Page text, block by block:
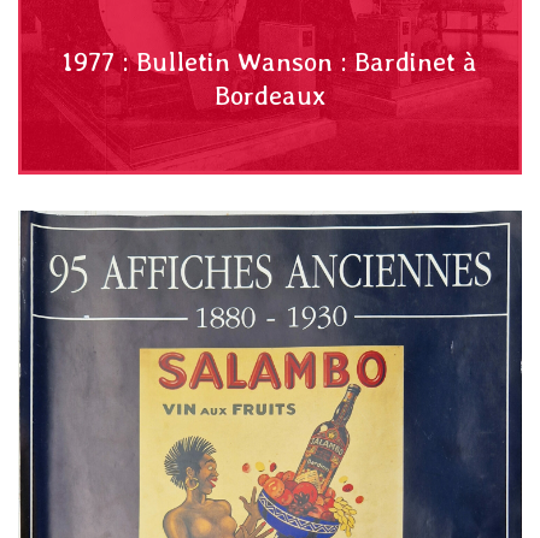
1977 : Bulletin Wanson : Bardinet à
Bordeaux